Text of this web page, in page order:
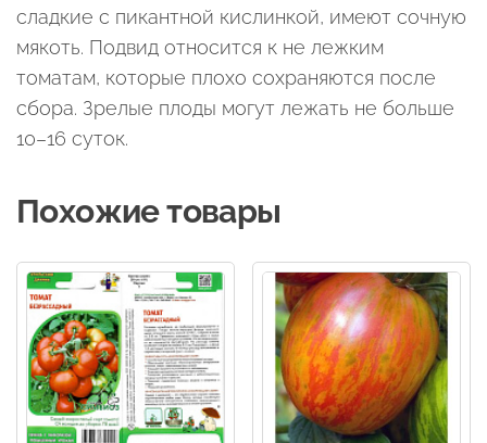
сладкие с пикантной кислинкой, имеют сочную
мякоть. Подвид относится к не лежким
томатам, которые плохо сохраняются после
сбора. Зрелые плоды могут лежать не больше
10–16 суток.
Похожие товары